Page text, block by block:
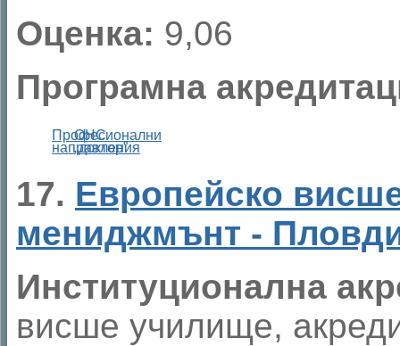
Оценка: 9,06
Програмна
Професионални
направления
ОНС
„доктор”
17. Европейско
мениджмънт -
Институционална
висше училище,